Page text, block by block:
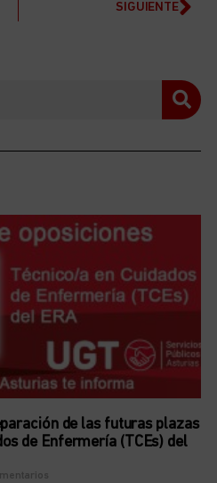
SIGUIENTE
de las futuras plazas
de Enfermería (TCEs) del